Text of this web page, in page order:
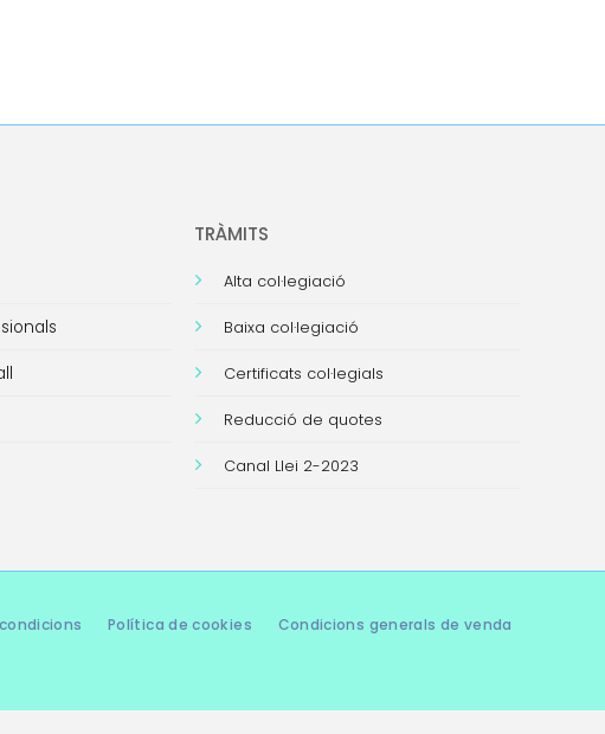
TRÀMITS
Alta col·legiació
Baixa col·legiació
Certificats col·legials
Reducció de quotes
Canal Llei 2-2023
Política de cookies Condicions generals de venda